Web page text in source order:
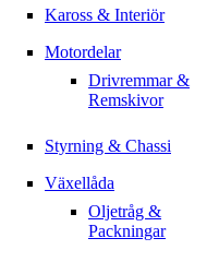
Kaross & Interiör
Motordelar
Drivremmar &
Remskivor
Styrning & Chassi
Växellåda
Oljetråg &
Packningar